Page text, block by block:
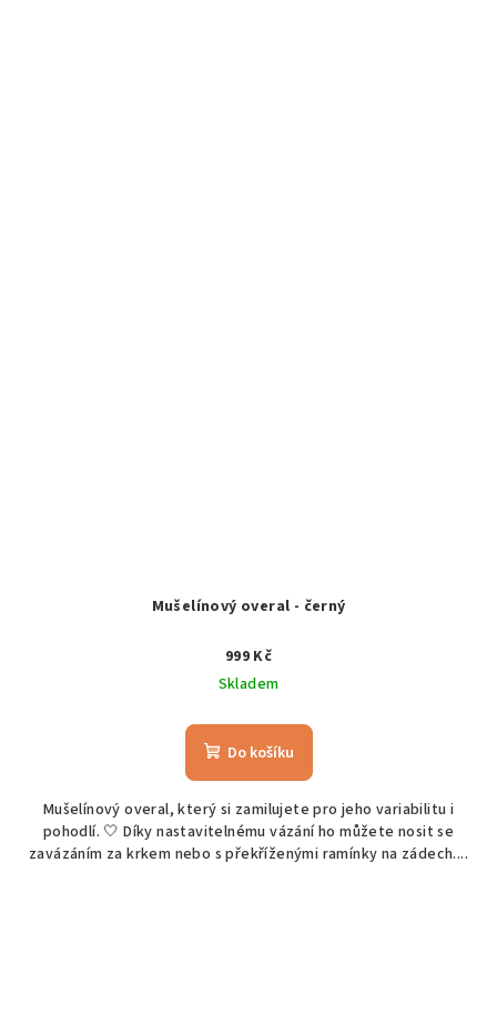
Mušelínový overal - černý
999 Kč
Skladem
Do košíku
Mušelínový overal, který si zamilujete pro jeho variabilitu i
pohodlí. 🤍 Díky nastavitelnému vázání ho můžete nosit se
zavázáním za krkem nebo s překříženými ramínky na zádech....